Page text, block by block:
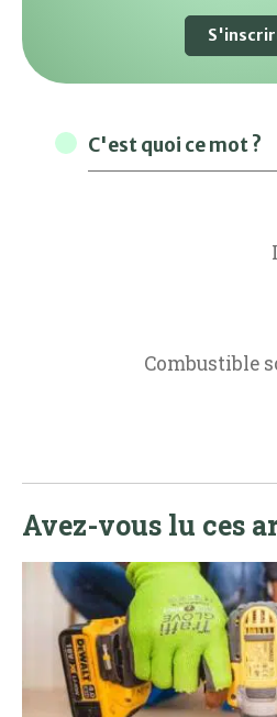
C'est quoi ce mot ?
Combustible
Avez-vous lu ces